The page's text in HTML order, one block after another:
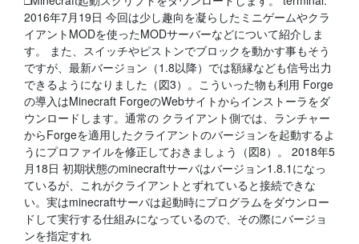
2016年7月19日 今回は少し趣向を凝らしたミニゲームやクラ
イアントMODを使ったMODサーバーなどについて紹介しま
す。 また、スイッチやピストンでブロックを動かす事もそう
ですが、最新バージョン（1.8以降）では額縁なども信号出力
できるようになりました（図3）。こういった物も利用 Forge
の導入はMinecraft ForgeのWebサイトからインストーラをダ
ウンロードします。通常の クライアント側では、ランチャー
からForgeを適用したクライアントのバージョンを起動するよ
うにプロファイルを修正しておきましょう（図8）。 2018年5
月18日 初期状態のminecraftサーバはバージョン1.8.1になっ
ているが、これがクライアントとずれていると接続できな
い。実はminecraftサーバは起動時にプログラムをダウンロー
ドして実行する仕組みになっているので、その際にバージョ
ンを指定すれ